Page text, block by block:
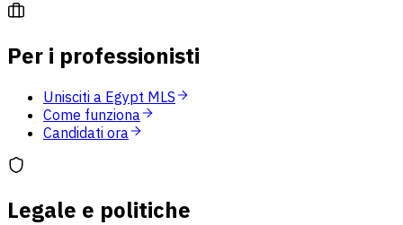
Per i professionisti
Unisciti a Egypt MLS
Come funziona
Candidati ora
Legale e politiche